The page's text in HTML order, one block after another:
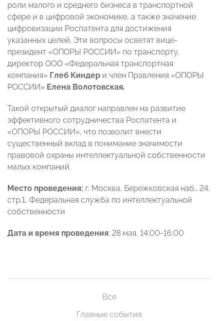
роли малого и среднего бизнеса в транспортной
сфере и в цифровой экономике, а также значение
цифровизации Роспатента для достижения
указанных целей. Эти вопросы осветят вице-
президент «ОПОРЫ РОССИИ» по транспорту,
директор ООО «Федеральная транспортная
компания» Глеб Киндер и член Правления «ОПОРЫ
РОССИИ» Елена Волотовская.
Такой открытый диалог направлен на развитие
эффективного сотрудничества Роспатента и
«ОПОРЫ РОССИИ», что позволит внести
существенный вклад в понимание значимости
правовой охраны интеллектуальной собственности
малых компаний.
Место проведения: г. Москва, Бережковская наб., 24,
стр.1, Федеральная служба по интеллектуальной
собственности
Дата и время проведения: 28 мая, 14:00-16:00
Все
Главные события